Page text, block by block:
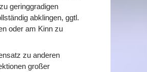
geringgradigen
abklingen, ggtl.
oder am Kinn zu
zu anderen
großer